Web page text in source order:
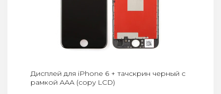
Дисплей для iPhone 6 + тачскрин черный с
рамкой AAA (copy LCD)